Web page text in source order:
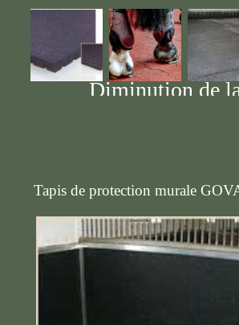
Tapis de protection murale
Diminution de